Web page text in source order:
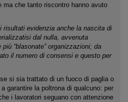
ma che tanto riscontro hanno avuto
risultati evidenzia anche la nascita di
dal nulla, avvenuta
“blasonate” organizzazioni; da
il numero di consensi e questo per
si sia trattato di un fuoco di paglia o
garantire la poltrona di qualcuno: per
i lavoratori seguano con attenzione